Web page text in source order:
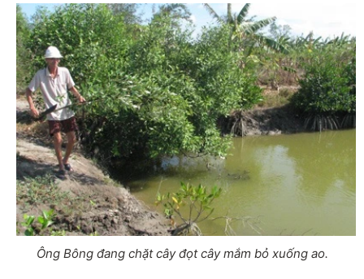
Ông Bông đang chặt cây đọt cây mắm bỏ xuống ao.